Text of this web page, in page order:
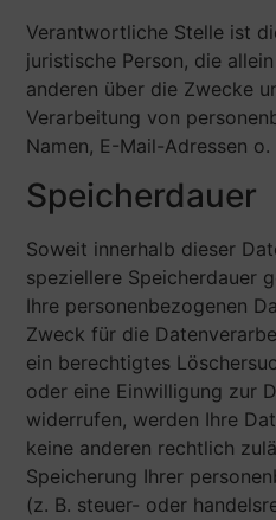
Verantwortliche Stelle ist
juristische Person, die
anderen über die Zwecke
Verarbeitung von
Namen, E-Mail-Adressen
Speicherdauer
Soweit innerhalb dieser
speziellere Speicherdauer
Ihre personenbezogenen
Zweck für die
ein berechtigtes
oder eine Einwilligung zur
widerrufen, werden Ihre
keine anderen rechtlich
Speicherung Ihrer
(z. B. steuer- oder